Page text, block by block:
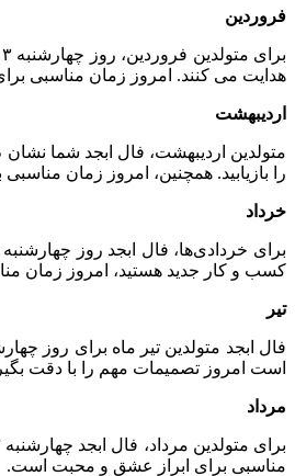
فروردین
هدایت می‌ کنند. امروز زمان مناسبی
اردیبهشت
را بازیابید. همچنین، امروز زمان
خرداد
کسب و کار جدید هستید، امروز زمان
تیر
است امروز تصمیمات مهم را با دقت
مرداد
مناسبی برای ابراز عشق و محبت است.